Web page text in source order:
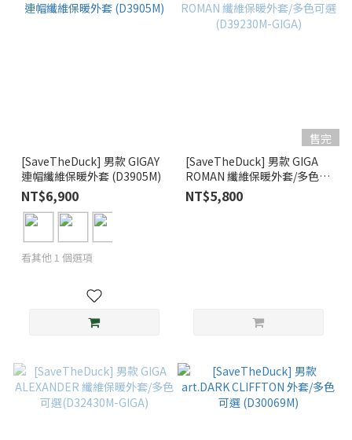
[SaveTheDuck] 男款 GIGAY
連帽纖維保暖外套 (D3905M)
NT$6,900
看其他 1 個選項
售完
[SaveTheDuck] 男款 GIGA
ROMAN 纖維保暖外套/多色可
選(D39230M-GIGA)
NT$5,800